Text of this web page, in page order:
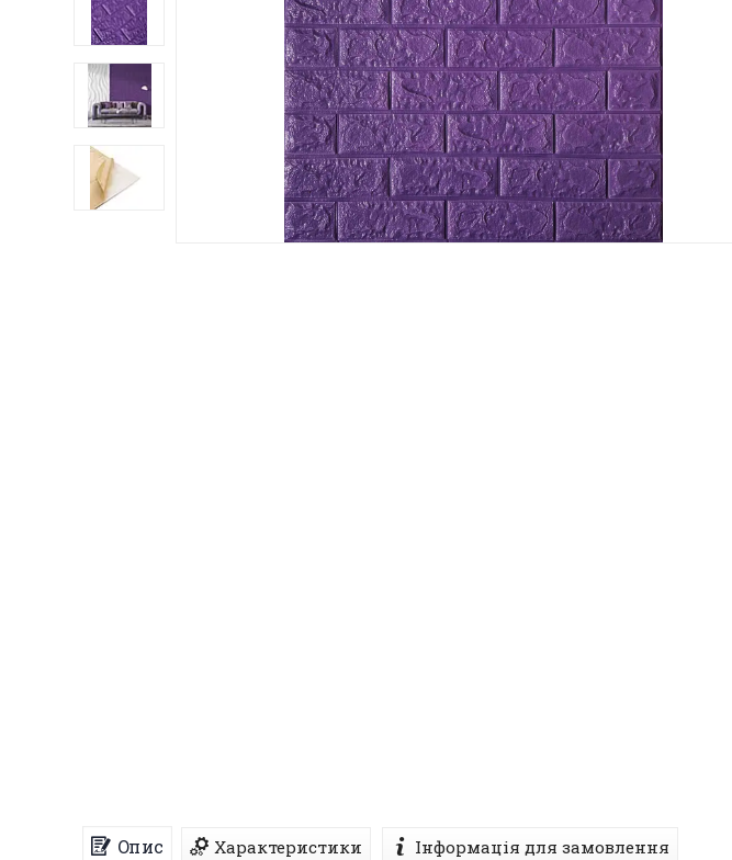
Опис Характеристики Інформація для замовлення